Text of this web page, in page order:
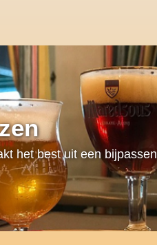
het best uit een